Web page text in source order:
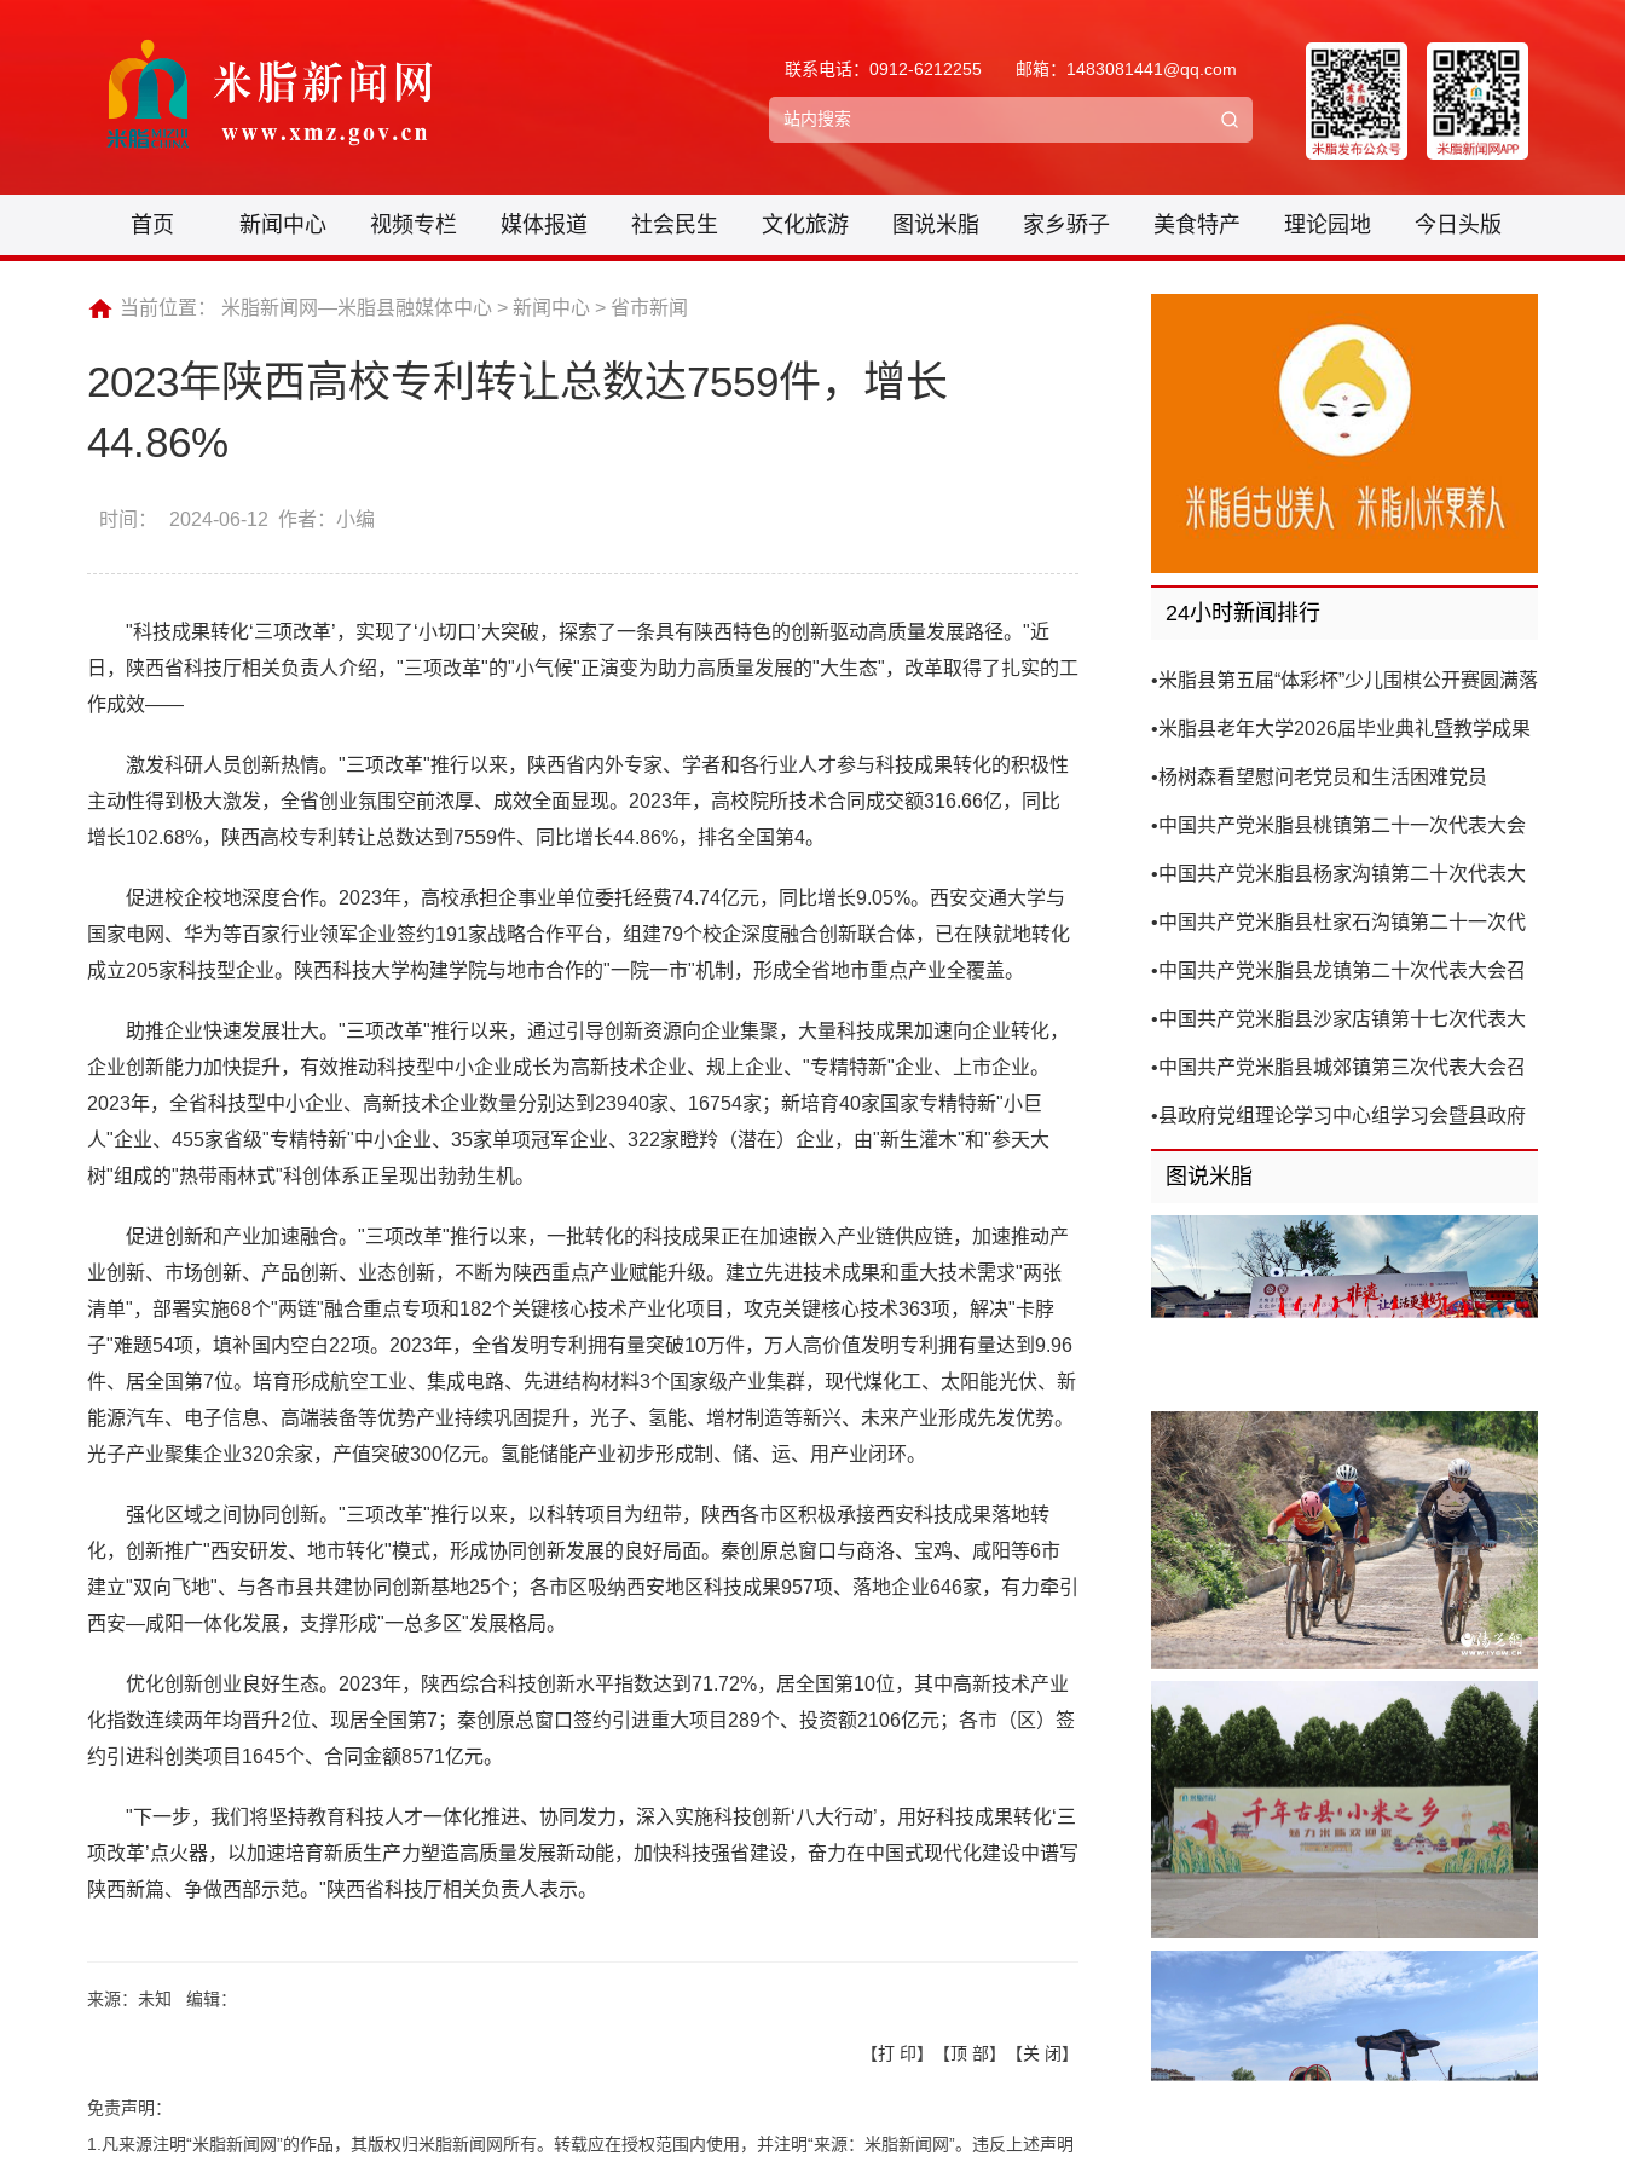
联系电话：0912-6212255 邮箱：1483081441@qq.com
首页 新闻中心 视频专栏 媒体报道 社会民生 文化旅游 图说米脂 家乡骄子 美食特产 理论园地 今日头版
当前位置： 米脂新闻网—米脂县融媒体中心 > 新闻中心 > 省市新闻
2023年陕西高校专利转让总数达7559件，增长
44.86%
时间： 2024-06-12 作者：小编
"科技成果转化‘三项改革’，实现了‘小切口’大突破，探索了一条具有陕西特色的创新驱动高质量发展路径。"近
日，陕西省科技厅相关负责人介绍，"三项改革"的"小气候"正演变为助力高质量发展的"大生态"，改革取得了扎实的工
作成效——
激发科研人员创新热情。"三项改革"推行以来，陕西省内外专家、学者和各行业人才参与科技成果转化的积极性
主动性得到极大激发，全省创业氛围空前浓厚、成效全面显现。2023年，高校院所技术合同成交额316.66亿，同比
增长102.68%，陕西高校专利转让总数达到7559件、同比增长44.86%，排名全国第4。
促进校企校地深度合作。2023年，高校承担企事业单位委托经费74.74亿元，同比增长9.05%。西安交通大学与
国家电网、华为等百家行业领军企业签约191家战略合作平台，组建79个校企深度融合创新联合体，已在陕就地转化
成立205家科技型企业。陕西科技大学构建学院与地市合作的"一院一市"机制，形成全省地市重点产业全覆盖。
助推企业快速发展壮大。"三项改革"推行以来，通过引导创新资源向企业集聚，大量科技成果加速向企业转化，
企业创新能力加快提升，有效推动科技型中小企业成长为高新技术企业、规上企业、"专精特新"企业、上市企业。
2023年，全省科技型中小企业、高新技术企业数量分别达到23940家、16754家；新培育40家国家专精特新"小巨
人"企业、455家省级"专精特新"中小企业、35家单项冠军企业、322家瞪羚（潜在）企业，由"新生灌木"和"参天大
树"组成的"热带雨林式"科创体系正呈现出勃勃生机。
促进创新和产业加速融合。"三项改革"推行以来，一批转化的科技成果正在加速嵌入产业链供应链，加速推动产
业创新、市场创新、产品创新、业态创新，不断为陕西重点产业赋能升级。建立先进技术成果和重大技术需求"两张
清单"，部署实施68个"两链"融合重点专项和182个关键核心技术产业化项目，攻克关键核心技术363项，解决"卡脖
子"难题54项，填补国内空白22项。2023年，全省发明专利拥有量突破10万件，万人高价值发明专利拥有量达到9.96
件、居全国第7位。培育形成航空工业、集成电路、先进结构材料3个国家级产业集群，现代煤化工、太阳能光伏、新
能源汽车、电子信息、高端装备等优势产业持续巩固提升，光子、氢能、增材制造等新兴、未来产业形成先发优势。
光子产业聚集企业320余家，产值突破300亿元。氢能储能产业初步形成制、储、运、用产业闭环。
强化区域之间协同创新。"三项改革"推行以来，以科转项目为纽带，陕西各市区积极承接西安科技成果落地转
化，创新推广"西安研发、地市转化"模式，形成协同创新发展的良好局面。秦创原总窗口与商洛、宝鸡、咸阳等6市
建立"双向飞地"、与各市县共建协同创新基地25个；各市区吸纳西安地区科技成果957项、落地企业646家，有力牵引
西安—咸阳一体化发展，支撑形成"一总多区"发展格局。
优化创新创业良好生态。2023年，陕西综合科技创新水平指数达到71.72%，居全国第10位，其中高新技术产业
化指数连续两年均晋升2位、现居全国第7；秦创原总窗口签约引进重大项目289个、投资额2106亿元；各市（区）签
约引进科创类项目1645个、合同金额8571亿元。
"下一步，我们将坚持教育科技人才一体化推进、协同发力，深入实施科技创新‘八大行动’，用好科技成果转化‘三
项改革’点火器，以加速培育新质生产力塑造高质量发展新动能，加快科技强省建设，奋力在中国式现代化建设中谱写
陕西新篇、争做西部示范。"陕西省科技厅相关负责人表示。
来源：未知 编辑：
【打 印】【顶 部】【关 闭】
免责声明：
1.凡来源注明“米脂新闻网”的作品，其版权归米脂新闻网所有。转载应在授权范围内使用，并注明“来源：米脂新闻网”。违反上述声明
24小时新闻排行
•米脂县第五届“体彩杯”少儿围棋公开赛圆满落
•米脂县老年大学2026届毕业典礼暨教学成果
•杨树森看望慰问老党员和生活困难党员
•中国共产党米脂县桃镇第二十一次代表大会
•中国共产党米脂县杨家沟镇第二十次代表大
•中国共产党米脂县杜家石沟镇第二十一次代
•中国共产党米脂县龙镇第二十次代表大会召
•中国共产党米脂县沙家店镇第十七次代表大
•中国共产党米脂县城郊镇第三次代表大会召
•县政府党组理论学习中心组学习会暨县政府
第8次党组（扩大）会议召开
图说米脂